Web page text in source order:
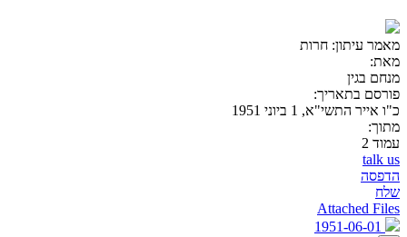
מאמר עיתון: חרות
מאת:
מנחם בגין
פורסם בתאריך:
כ"ו אייר התשי"א, 1 ביוני 1951
מתוך:
עמוד 2
talk us
הדפסה
שלח
Attached Files